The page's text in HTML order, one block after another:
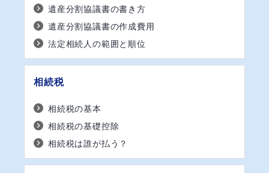
遺産分割協議書の書き方
遺産分割協議書の作成費用
法定相続人の範囲と順位
相続税
相続税の基本
相続税の基礎控除
相続税は誰が払う？